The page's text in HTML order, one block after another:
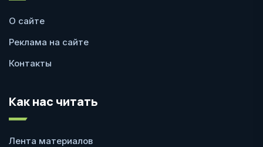
О сайте
Реклама на сайте
Контакты
Как нас читать
Лента материалов